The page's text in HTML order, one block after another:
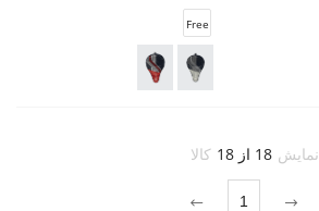
Free
نمایش 18 از 18 کالا
1